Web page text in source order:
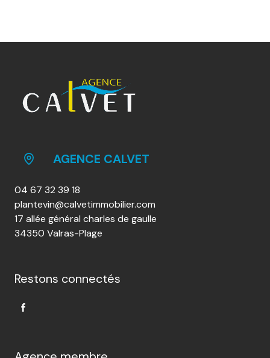
AGENCE CALVET
04 67 32 39 18
plantevin@calvetimmobilier.com
17 allée général charles de gaulle
34350 Valras-Plage
Restons connectés